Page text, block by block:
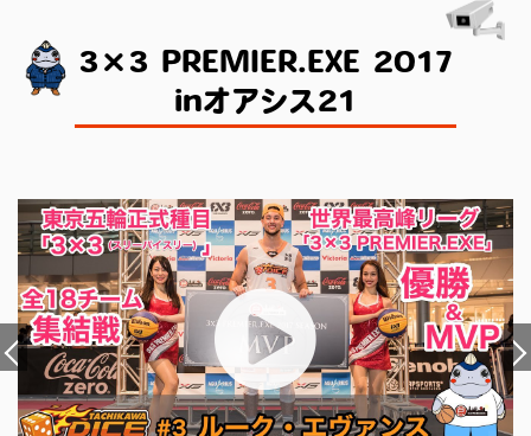
3×3 PREMIER.EXE 2017
inオアシス21